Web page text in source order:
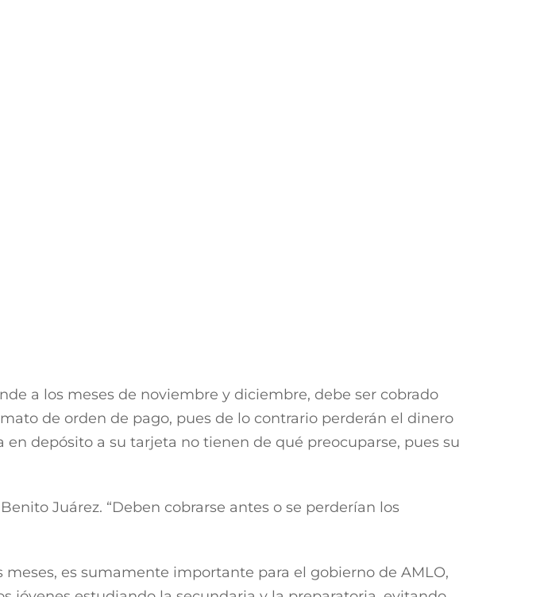
un invernadero para la producción de hortalizas, lo
la emprendedora generó un nuevo modelo de negocio